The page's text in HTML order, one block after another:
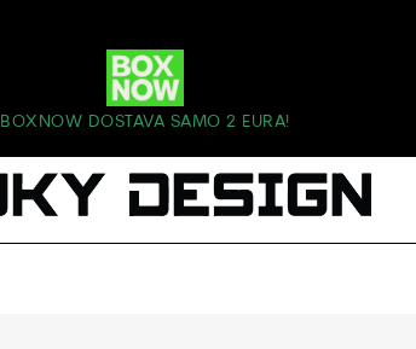
BOXNOW DOSTAVA SAMO 2 EURA!